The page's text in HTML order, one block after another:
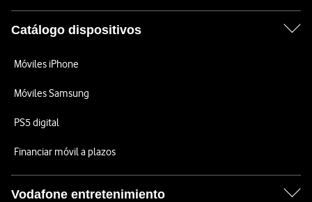
Catálogo dispositivos
Móviles iPhone
Móviles Samsung
PS5 digital
Financiar móvil a plazos
Vodafone entretenimiento